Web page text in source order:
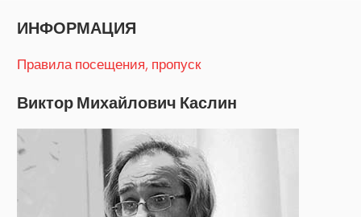
записям
ИНФОРМАЦИЯ
Правила посещения, пропуск
Виктор Михайлович Каслин